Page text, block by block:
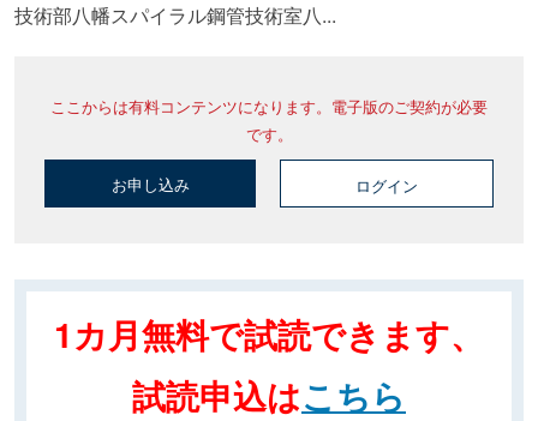
技術部八幡スパイラル鋼管技術室八...
ここからは有料コンテンツになります。電子版のご契約が必要
です。
お申し込み ログイン
1カ月無料で試読できます、
試読申込はこちら